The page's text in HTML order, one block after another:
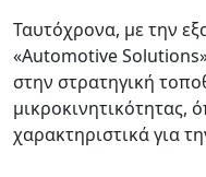
Ταυτόχρονα, με την
«Automotive
στην στρατηγική
μικροκινητικότητας,
χαρακτηριστικά για